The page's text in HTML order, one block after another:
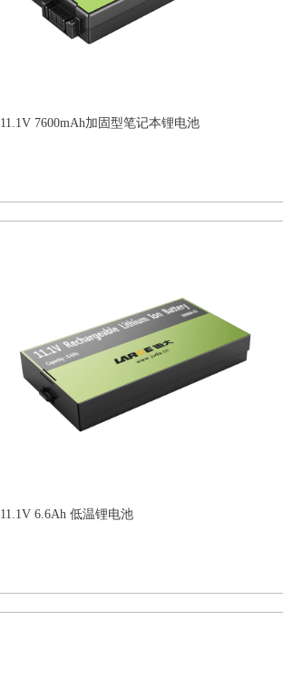
11.1V 7600mAh加固型笔记本锂电池
11.1V 6.6Ah 低温锂电池